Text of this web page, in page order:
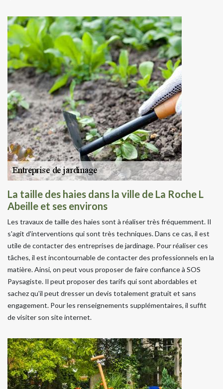
La taille des haies dans la ville de La Roche L
Abeille et ses environs
Les travaux de taille des haies sont à réaliser très fréquemment. Il
s'agit d'interventions qui sont très techniques. Dans ce cas, il est
utile de contacter des entreprises de jardinage. Pour réaliser ces
tâches, il est incontournable de contacter des professionnels en la
matière. Ainsi, on peut vous proposer de faire confiance à SOS
Paysagiste. Il peut proposer des tarifs qui sont abordables et
sachez qu'il peut dresser un devis totalement gratuit et sans
engagement. Pour les renseignements supplémentaires, il suffit
de visiter son site internet.